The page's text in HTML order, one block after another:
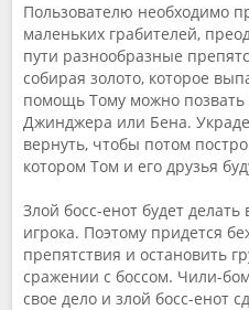
Пользователю необходимо
маленьких грабителей,
пути разнообразные
собирая золото, которое
помощь Тому можно позвать
Джинджера или Бена.
вернуть, чтобы потом
котором Том и его друзья
Злой босс-енот будет
игрока. Поэтому придется
препятствия и остановить
сражении с боссом. Чили-
свое дело и злой босс-енот